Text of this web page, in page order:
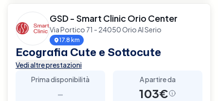
GSD - Smart Clinic Orio Center
Via Portico 71 - 24050 Orio Al Serio
17.8 km
Ecografia Cute e Sottocute
Vedi altre prestazioni
Prima disponibilità
-
A partire da
103€